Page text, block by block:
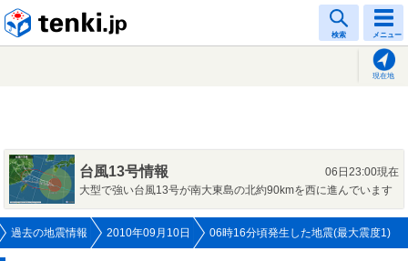
検索 メニュー
現在地
台風13号情報
06日23:00現在
大型で強い台風13号が南大東島の北約90kmを西に進んでいます
過去の地震情報 2010年09月10日 06時16分頃発生した地震(最大震度1)